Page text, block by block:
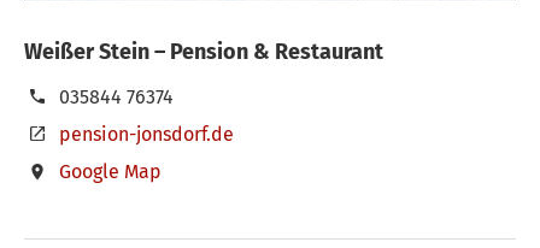
Weißer Stein – Pension & Restaurant
035844 76374
pension-jonsdorf.de
Google Map